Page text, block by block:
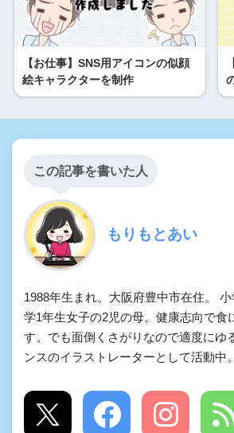
【お仕事】SNS用アイコンの似顔
絵キャラクターを制作
この記事を書いた人
もりもとあい
1988年生まれ。大阪府豊中市在住。
学1年生女子の2児の母。健康志向で食
す。でも面倒くさがりなので適度にゆ
ンスのイラストレーターとして活動中。